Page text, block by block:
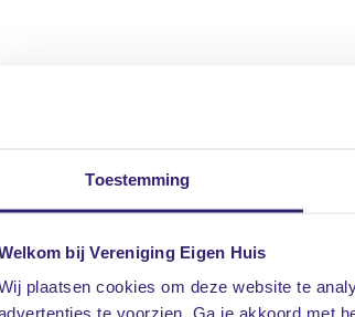
Toestemming
bij Vereniging Eigen Huis
plaatsen cookies om deze website te
te voorzien. Ga je akkoord met